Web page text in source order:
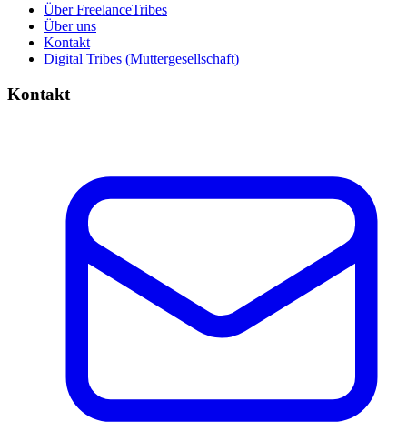
Über FreelanceTribes
Über uns
Kontakt
Digital Tribes (Muttergesellschaft)
Kontakt